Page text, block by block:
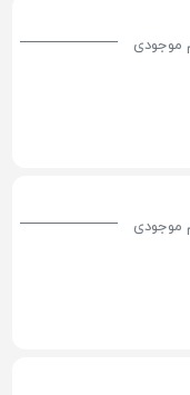
موجودی
موجودی